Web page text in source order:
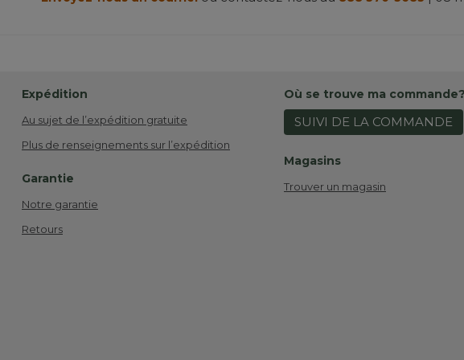
Expédition
Au sujet de l’expédition gratuite
Plus de renseignements sur l’expédition
Garantie
Notre garantie
Retours
Où se trouve ma
SUIVI DE LA COMMANDE
Magasins
Trouver un magasin